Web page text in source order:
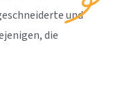
und
die